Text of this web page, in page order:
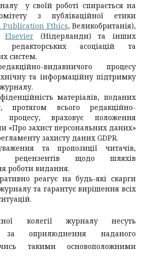
у своїй роботі спирається на
з публікаційної етики
Publication Ethics, Великобританія),
Elsevier (Нідерланди) та інших
редакторських асоціацій та
систем.
видавничого процесу
та інформаційну підтримку
матеріалів, поданих
протягом всього редакційно-
процесу, враховує положення
«Про захист персональних даних»
захисту даних GDPR.
та пропозиції читачів,
рецензентів щодо шляхів
роботи видання.
реагує на будь-які скарги
та гарантує вирішення всіх
колегії журналу несуть
за оприлюднення наданого
такими основоположними